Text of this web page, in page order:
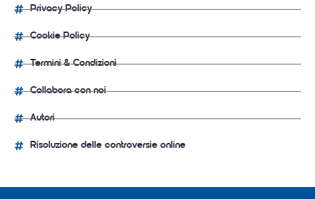
Privacy Policy
Cookie Policy
Termini & Condizioni
Collabora con noi
Autori
Risoluzione delle controversie online